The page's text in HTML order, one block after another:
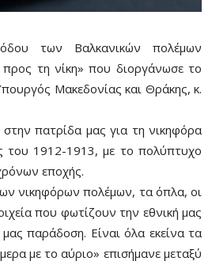
των Βαλκανικών πολέμων
τη νίκη» που διοργάνωσε το
Μακεδονίας και Θράκης, κ.
στην πατρίδα μας για τη νικηφόρα
του 1912-1913, με το πολύπτυχο
εποχής.
νικηφόρων πολέμων, τα όπλα, οι
που φωτίζουν την εθνική μας
παράδοση. Είναι όλα εκείνα τα
με το αύριο» επισήμανε μεταξύ